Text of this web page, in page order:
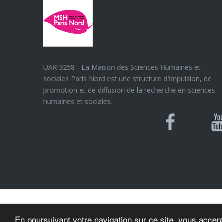
En poursuivant votre navigation sur ce site, vous
UAR 3258 - La Maison des Sciences Humaines et
sociales Paris Nord est une structure d'impulsion, de
promotion et de diffusion de la recherche en sciences
humaines et sociales.